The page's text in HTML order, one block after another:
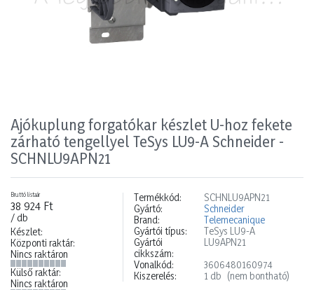
Ajókuplung forgatókar készlet U-hoz fekete
zárható tengellyel TeSys LU9-A Schneider -
SCHNLU9APN21
Bruttó listaár
38 924 Ft
/ db
Készlet:
Központi raktár:
Nincs raktáron
Külső raktár:
Nincs raktáron
Termékkód:
SCHNLU9APN21
Gyártó:
Schneider
Brand:
Telemecanique
Gyártói típus:
TeSys LU9-A
Gyártói
cikkszám:
LU9APN21
Vonalkód:
3606480160974
Kiszerelés:
1 db (nem bontható)